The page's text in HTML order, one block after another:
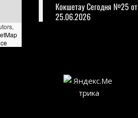
Кокшетау Сегодня №25 от
25.06.2026